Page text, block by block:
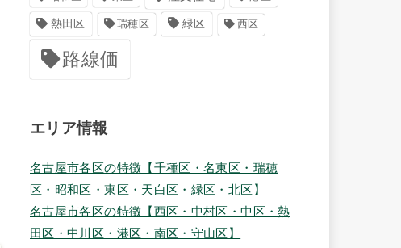
熱田区 瑞穂区 緑区 西区
路線価
エリア情報
名古屋市各区の特徴【千種区・名東区・瑞穂
区・昭和区・東区・天白区・緑区・北区】
名古屋市各区の特徴【西区・中村区・中区・熱
田区・中川区・港区・南区・守山区】